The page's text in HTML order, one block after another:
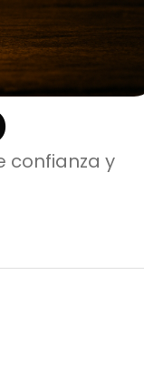
confianza y